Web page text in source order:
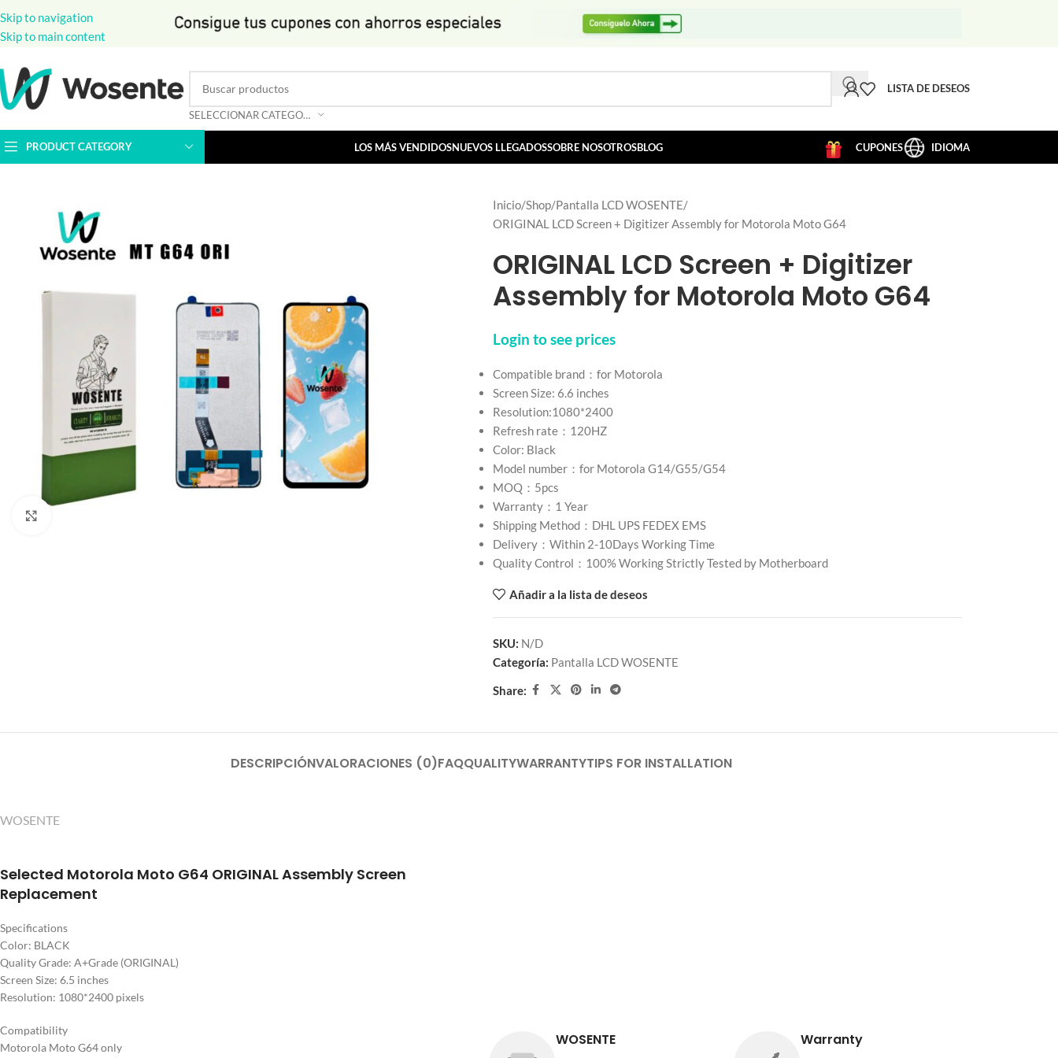
Skip to navigation
Skip to main content
SELECCIONAR CATEGORÍA
LISTA DE DESEOS
PRODUCT CATEGORY LOS MÁS VENDIDOSNUEVOS LLEGADOSSOBRE NOSOTROSBLOG CUPONES IDIOMA
Inicio Shop Pantalla LCD WOSENTE
ORIGINAL LCD Screen + Digitizer Assembly for Motorola Moto G64
ORIGINAL LCD Screen + Digitizer
Assembly for Motorola Moto G64
Login to see prices
Compatible brand：for Motorola
Screen Size: 6.6 inches
Resolution:1080*2400
Refresh rate：120HZ
Color: Black
Model number：for Motorola G14/G55/G54
MOQ：5pcs
Warranty：1 Year
Shipping Method：DHL UPS FEDEX EMS
Delivery：Within 2-10Days Working Time
Quality Control：100% Working Strictly Tested by Motherboard
Añadir a la lista de deseos
SKU: N/D
Categoría: Pantalla LCD WOSENTE
Share:
DESCRIPCIÓNVALORACIONES (0)FAQQUALITYWARRANTYTIPS FOR INSTALLATION
WOSENTE
Selected Motorola Moto G64 ORIGINAL Assembly Screen
Replacement
Specifications
Color: BLACK
Quality Grade: A+Grade (ORIGINAL)
Screen Size: 6.5 inches
Resolution: 1080*2400 pixels
Compatibility
Motorola Moto G64 only
WOSENTE Warranty